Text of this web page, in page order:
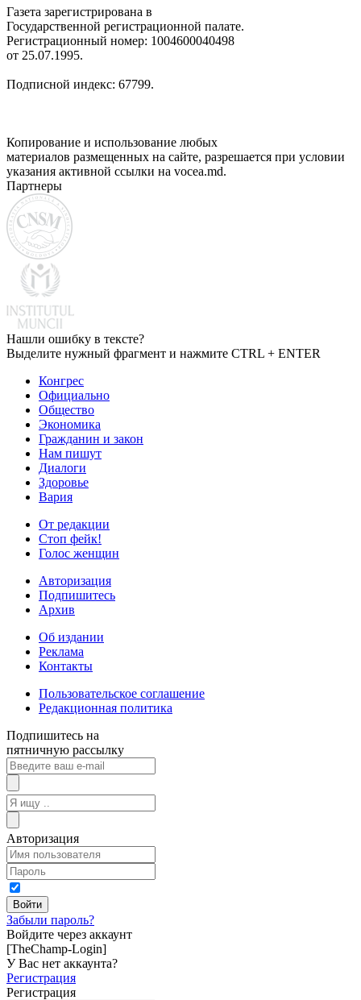
Газета зарегистрирована в
Государственной регистрационной палате.
Регистрационный номер: 1004600040498
от 25.07.1995.
Подписной индекс: 67799.
Копирование и использование любых
материалов размещенных на сайте, разрешается при условии
указания активной ссылки на vocea.md.
Партнеры
Нашли ошибку в тексте?
Выделите нужный фрагмент и нажмите CTRL + ENTER
Конгрес
Официально
Общество
Экономика
Гражданин и закон
Нам пишут
Диалоги
Здоровье
Вария
От редакции
Стоп фейк!
Голос женщин
Авторизация
Подпишитесь
Архив
Об издании
Реклама
Контакты
Пользовательское соглашение
Редакционная политика
Подпишитесь на
пятничную рассылку
Авторизация
Забыли пароль?
Войдите через аккаунт
[TheChamp-Login]
У Вас нет аккаунта?
Регистрация
Регистрация